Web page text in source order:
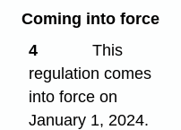
Coming into force
4
This
regulation comes
into force on
January 1, 2024.